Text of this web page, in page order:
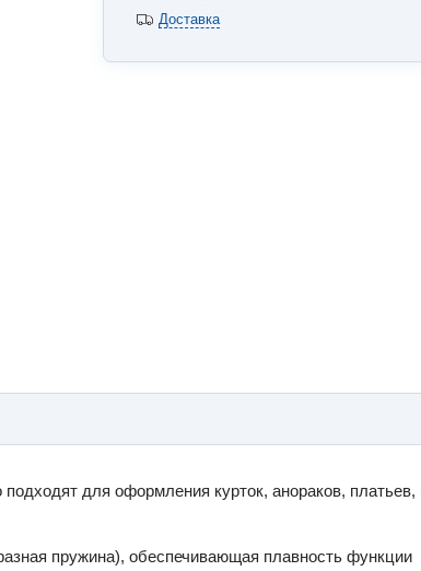
Доставка
для оформления курток, анораков,
пружина), обеспечивающая плавность функции